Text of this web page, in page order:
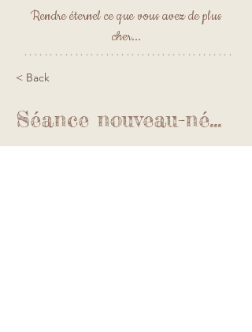
Rendre éternel ce que vous avez de plus
cher...
*****************************************
< Back
Séance nouveau-né...